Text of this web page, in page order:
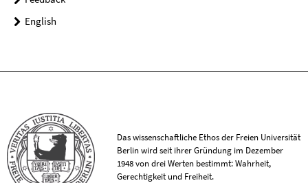
English
Das wissenschaftliche Ethos der Freien Universität
Berlin wird seit ihrer Gründung im Dezember
1948 von drei Werten bestimmt: Wahrheit,
Gerechtigkeit und Freiheit.